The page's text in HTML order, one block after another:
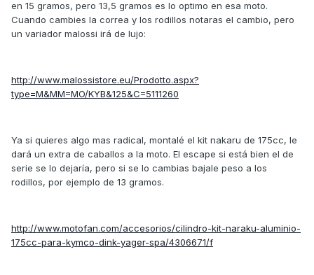
en 15 gramos, pero 13,5 gramos es lo optimo en esa moto.
Cuando cambies la correa y los rodillos notaras el cambio, pero
un variador malossi irá de lujo:
http://www.malossistore.eu/Prodotto.aspx?
type=M&MM=MO/KYB&125&C=5111260
Ya si quieres algo mas radical, montalé el kit nakaru de 175cc, le
dará un extra de caballos a la moto. El escape si está bien el de
serie se lo dejaría, pero si se lo cambias bajale peso a los
rodillos, por ejemplo de 13 gramos.
http://www.motofan.com/accesorios/cilindro-kit-naraku-aluminio-
175cc-para-kymco-dink-yager-spa/4306671/f